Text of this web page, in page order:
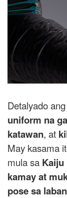
Detalyado
uniform na
katawan, at
May kasama
mula sa Kaiju
kamay at
pose sa laban